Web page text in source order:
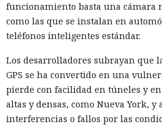
funcionamiento basta una cámara
como las que se instalan en
teléfonos inteligentes estándar.
Los desarrolladores subrayan que
GPS se ha convertido en una
pierde con facilidad en túneles y
altas y densas, como Nueva York, y
interferencias o fallos por las